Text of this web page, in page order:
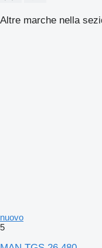
Altre marche nella
nuovo
5